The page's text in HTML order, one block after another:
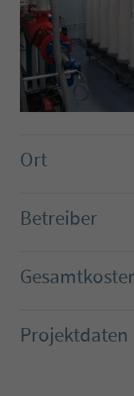
Ort
Betreiber
Projektdaten